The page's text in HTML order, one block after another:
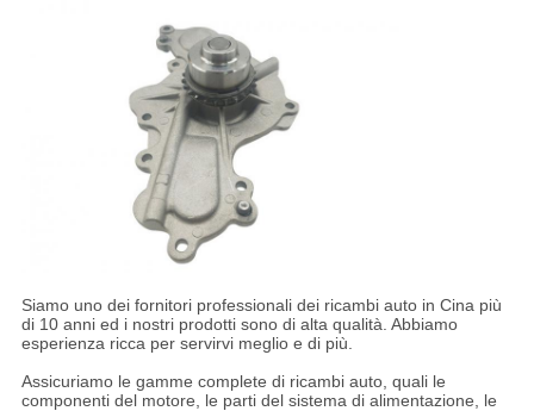
Siamo uno dei fornitori professionali dei ricambi auto in Cina più
di 10 anni ed i nostri prodotti sono di alta qualità. Abbiamo
esperienza ricca per servirvi meglio e di più.
Assicuriamo le gamme complete di ricambi auto, quali le
componenti del motore, le parti del sistema di alimentazione, le